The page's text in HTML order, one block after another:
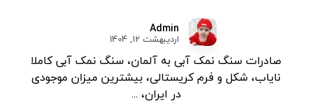
Admin
اردیبهشت 12, 1404
صادرات سنگ نمک آبی به آلمان، سنگ نمک آبی کاملا
نایاب، شکل و فرم کریستالی، بیشترین میزان موجودی
در ایران، ...